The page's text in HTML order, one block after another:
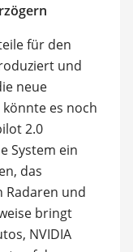
für den
und
neue
es noch
2.0
System ein
das
Radaren und
bringt
NVIDIA